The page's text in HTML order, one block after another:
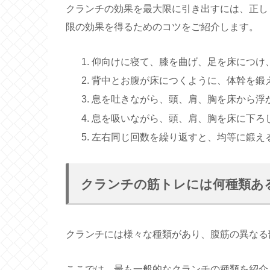
クランチの効果を最大限に引き出すには、正
限の効果を得るためのコツをご紹介します。
仰向けに寝て、膝を曲げ、足を床につ
背中とお腹が床につくように、体幹を鍛
息を吐きながら、頭、肩、胸を床から
息を吸いながら、頭、肩、胸を床に下ろ
左右同じ回数を繰り返すと、均等に鍛え
クランチの筋トレには何種類あ
クランチには様々な種類があり、腹筋の異な